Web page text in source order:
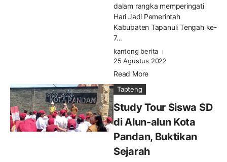
dalam rangka memperingati
Hari Jadi Pemerintah
Kabupaten Tapanuli Tengah ke-
7...
kantong berita
25 Agustus 2022
Read More
Tapteng
Study Tour Siswa SD
di Alun-alun Kota
Pandan, Buktikan
Sejarah